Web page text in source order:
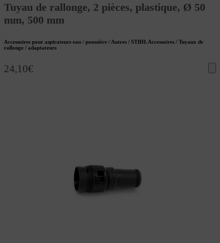
Tuyau de rallonge, 2 pièces, plastique, Ø 50
mm, 500 mm
Accessoires pour aspirateurs eau / poussière / Autres / STIHL Accessoires / Tuyaux de
rallonge / adaptateurs
24,10€